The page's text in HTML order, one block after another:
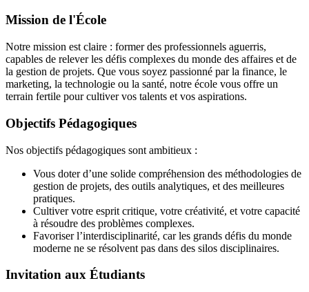
Mission de l'École
Notre mission est claire : former des professionnels aguerris,
capables de relever les défis complexes du monde des affaires et de
la gestion de projets. Que vous soyez passionné par la finance, le
marketing, la technologie ou la santé, notre école vous offre un
terrain fertile pour cultiver vos talents et vos aspirations.
Objectifs Pédagogiques
Nos objectifs pédagogiques sont ambitieux :
Vous doter d’une solide compréhension des méthodologies de
gestion de projets, des outils analytiques, et des meilleures
pratiques.
Cultiver votre esprit critique, votre créativité, et votre capacité
à résoudre des problèmes complexes.
Favoriser l’interdisciplinarité, car les grands défis du monde
moderne ne se résolvent pas dans des silos disciplinaires.
Invitation aux Étudiants